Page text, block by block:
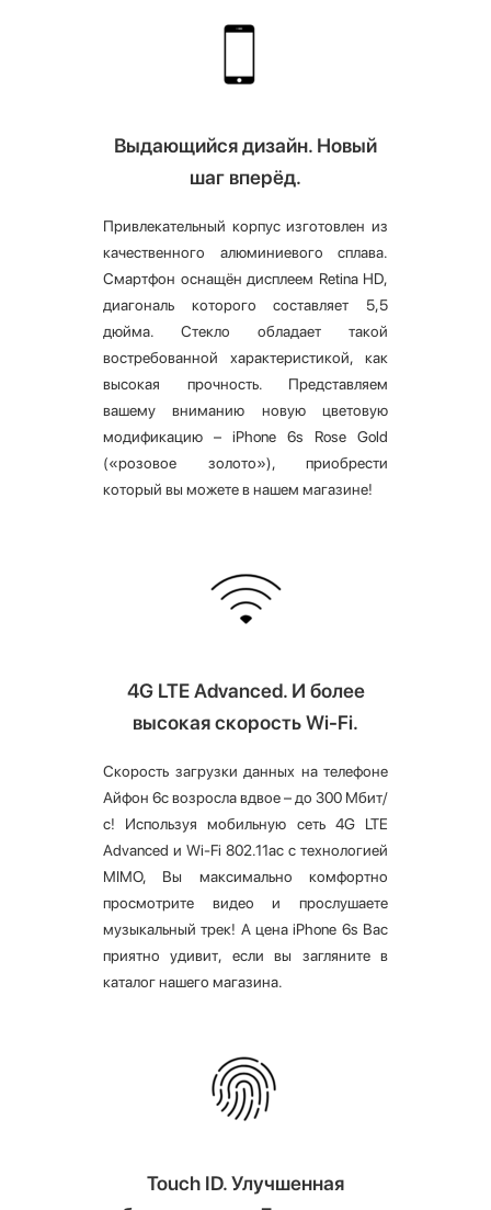
Выдающийся дизайн. Новый
шаг вперёд.
Привлекательный корпус изготовлен из
качественного алюминиевого сплава.
Смартфон оснащён дисплеем Retina HD,
диагональ которого составляет 5,5
дюйма. Стекло обладает такой
востребованной характеристикой, как
высокая прочность. Представляем
вашему вниманию новую цветовую
модификацию – iPhone 6s Rose Gold
(«розовое золото»), приобрести
который вы можете в нашем магазине!
4G LTE Advanced. И более
высокая скорость Wi-Fi.
Скорость загрузки данных на телефоне
Айфон 6с возросла вдвое – до 300 Мбит/
с! Используя мобильную сеть 4G LTE
Advanced и Wi-Fi 802.11ac с технологией
MIMO, Вы максимально комфортно
просмотрите видео и прослушаете
музыкальный трек! А цена iPhone 6s Вас
приятно удивит, если вы загляните в
каталог нашего магазина.
Touch ID. Улучшенная